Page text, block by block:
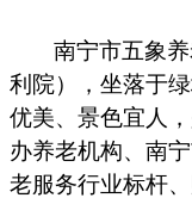
南宁市五象
利院）， 坐落于
优美、景色宜人
办养老机构、南
老服务行业标杆